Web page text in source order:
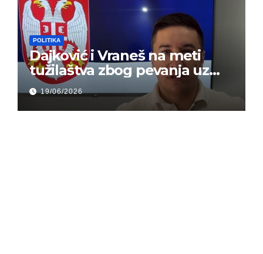
POLITIKA
Dajković i Vraneš na meti
tužilaštva zbog pevanja uz
gusle
19/06/2026